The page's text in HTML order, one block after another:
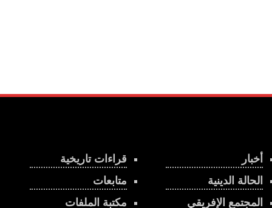
قراءات تاريخية
متابعات
مكتبة الملفات
أخبار
الحالة الدينية
المجتمع الإفريقي